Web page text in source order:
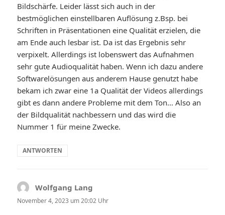
Bildschärfe. Leider lässt sich auch in der
bestmöglichen einstellbaren Auflösung z.Bsp. bei
Schriften in Präsentationen eine Qualität erzielen, die
am Ende auch lesbar ist. Da ist das Ergebnis sehr
verpixelt. Allerdings ist lobenswert das Aufnahmen
sehr gute Audioqualität haben. Wenn ich dazu andere
Softwarelösungen aus anderem Hause genutzt habe
bekam ich zwar eine 1a Qualität der Videos allerdings
gibt es dann andere Probleme mit dem Ton… Also an
der Bildqualität nachbessern und das wird die
Nummer 1 für meine Zwecke.
ANTWORTEN
Wolfgang Lang
November 4, 2023 um 20:02 Uhr